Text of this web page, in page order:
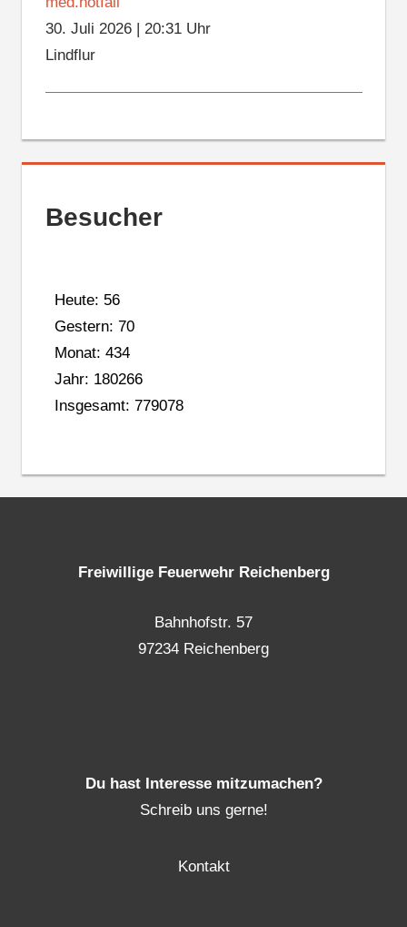
30. Juli 2026| 20:31 Uhr
Lindflur
Besucher
Heute: 56
Gestern: 70
Monat: 434
Jahr: 180266
Insgesamt: 779078
Freiwillige Feuerwehr Reichenberg
Bahnhofstr. 57
97234 Reichenberg
Du hast Interesse mitzumachen?
Schreib uns gerne!
Kontakt